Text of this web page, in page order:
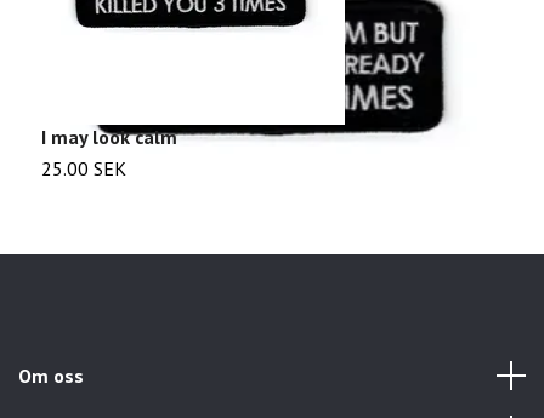
I may look calm
25.00 SEK
Om oss